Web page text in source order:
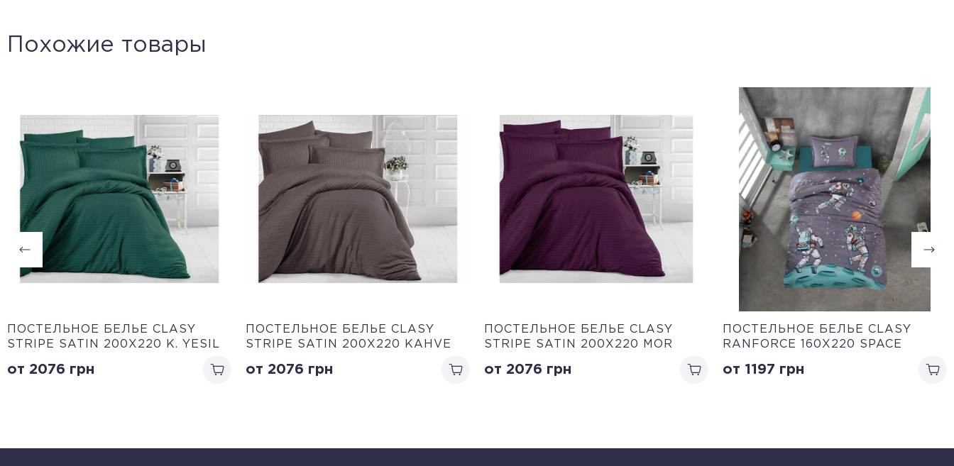
Похожие товары
ПОСТЕЛЬНОЕ БЕЛЬЕ CLASY
STRIPE SATIN 200Х220 K. YESIL
от 2076 грн
ПОСТЕЛЬНОЕ БЕЛЬЕ CLASY
STRIPE SATIN 200Х220 KAHVE
от 2076 грн
ПОСТЕЛЬНОЕ БЕЛЬЕ CLASY
STRIPE SATIN 200Х220 MOR
от 2076 грн
ПОСТЕЛЬНОЕ БЕЛЬЕ CLASY
RANFORCE 160Х220 SPACE
от 1197 грн